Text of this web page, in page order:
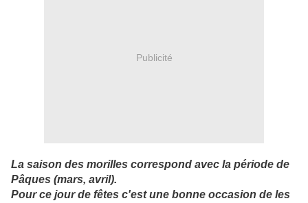
Publicité
La saison des morilles correspond avec la période de
Pâques (mars, avril).
Pour ce jour de fêtes c'est une bonne occasion de les